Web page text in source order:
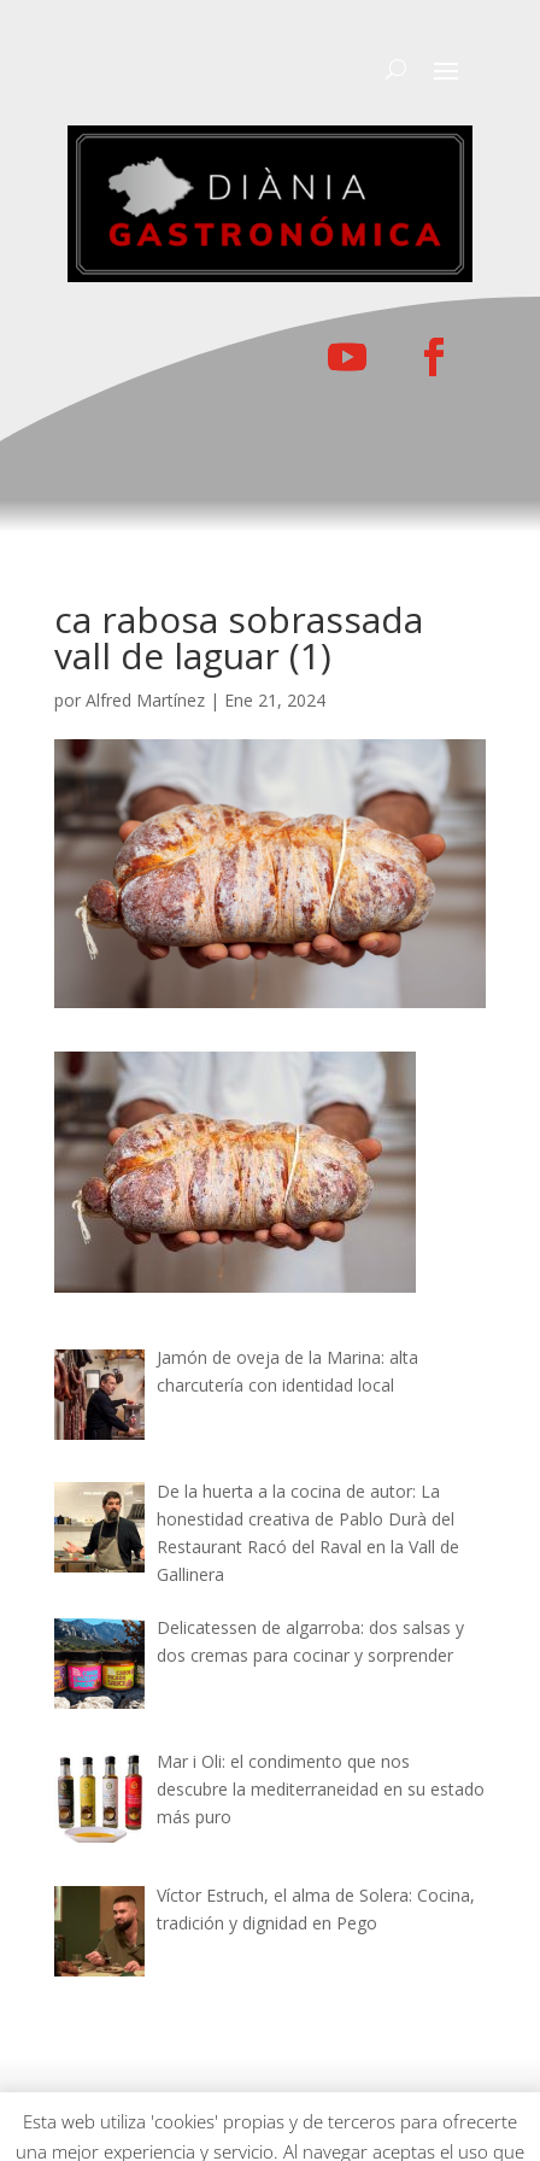
ca rabosa sobrassada
vall de laguar (1)
por Alfred Martínez| Ene 21, 2024
Jamón de oveja de la Marina: alta
charcutería con identidad local
De la huerta a la cocina de autor: La
honestidad creativa de Pablo Durà del
Restaurant Racó del Raval en la Vall de
Gallinera
Delicatessen de algarroba: dos salsas y
dos cremas para cocinar y sorprender
Mar i Oli: el condimento que nos
descubre la mediterraneidad en su estado
más puro
Víctor Estruch, el alma de Solera: Cocina,
tradición y dignidad en Pego
dianiagastronomica.com © 2026
Esta web utiliza 'cookies' propias y de terceros para ofrecerte
una mejor experiencia y servicio. Al navegar aceptas el uso que